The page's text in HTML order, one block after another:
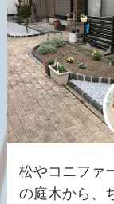
松やコニファ
の庭木から、